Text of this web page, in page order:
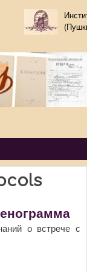
о встрече с